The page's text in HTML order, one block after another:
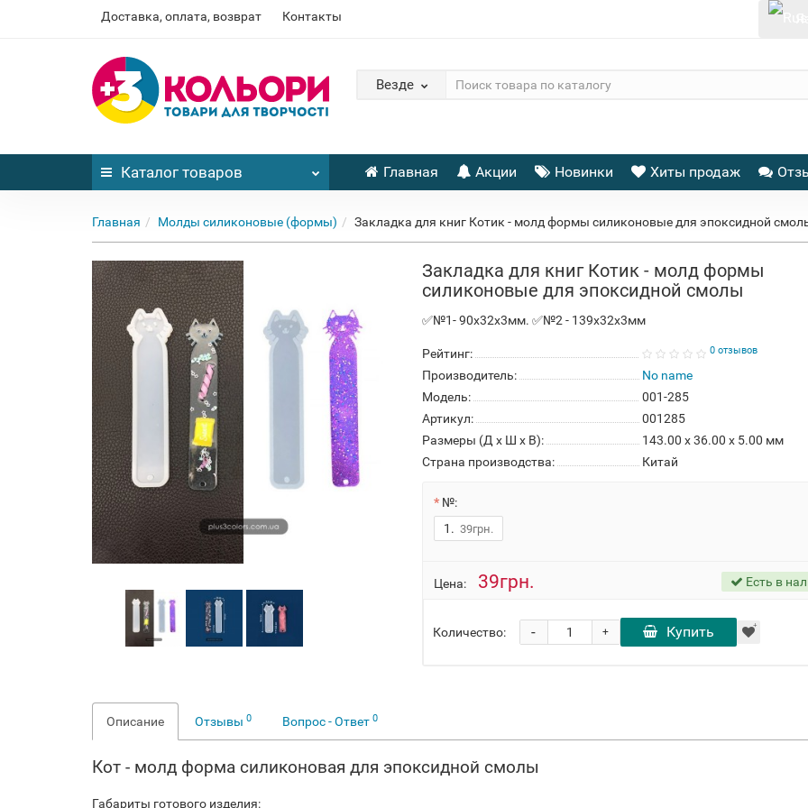
Доставка, оплата, возврат Контакты
Везде
Каталог товаров Главная Акции Новинки Хиты продаж
Главная Молды силиконовые (формы) Закладка для книг Котик - молд формы силиконовые для эпоксидной
Закладка для книг Котик - молд формы
силиконовые для эпоксидной смолы
✅№1- 90x32x3мм. ✅№2 - 139x32x3мм
Рейтинг: 0 отзывов
Производитель:
No name
Модель:
001-285
Артикул:
001285
Размеры (Д x Ш x В):
143.00 x 36.00 x 5.00 мм
Страна производства:
Китай
№:
1. 39грн.
Цена: 39грн. Есть в
Количество: +
- Купить
Описание Отзывы 0 Вопрос - Ответ 0
Кот - молд форма силиконовая для эпоксидной смолы
Габариты готового изделия: